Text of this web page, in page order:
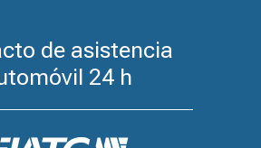
de asistencia
24 h